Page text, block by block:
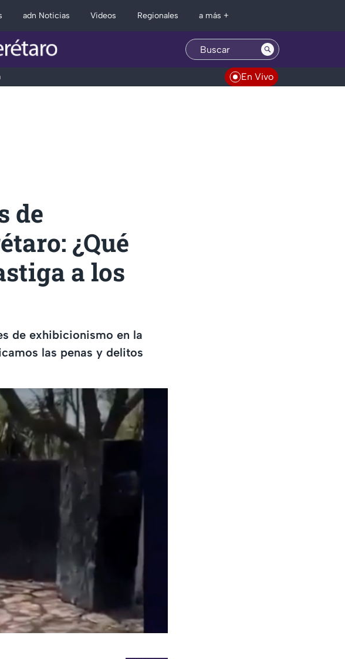
adn Noticias Videos Regionales a más +
En Vivo
de
¿Qué
a los
de exhibicionismo en la
las penas y delitos